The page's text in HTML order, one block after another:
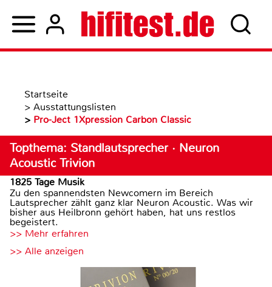
Startseite
> Ausstattungslisten
> Pro-Ject 1Xpression Carbon Classic
Topthema: Standlautsprecher · Neuron
Acoustic Trivion
1825 Tage Musik
Zu den spannendsten Newcomern im Bereich
Lautsprecher zählt ganz klar Neuron Acoustic. Was wir
bisher aus Heilbronn gehört haben, hat uns restlos
begeistert.
>> Mehr erfahren
>> Alle anzeigen